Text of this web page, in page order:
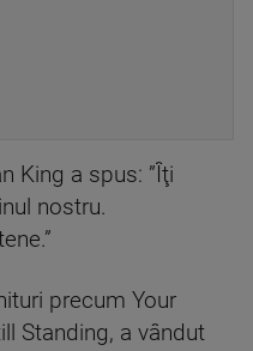
King a spus: ”Îţi
nostru.
precum Your
Standing, a vândut